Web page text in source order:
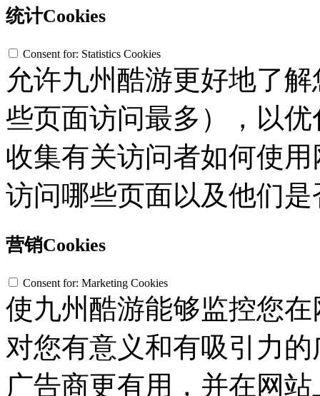
统计Cookies
Consent for: Statistics Cookies
允许九州酷游更好地了解
些页面访问最多），以
收集有关访问者如何使用
访问哪些页面以及他们
营销Cookies
Consent for: Marketing Cookies
使九州酷游能够监控您
对您有意义和有吸引力的
广告商更有用，并在